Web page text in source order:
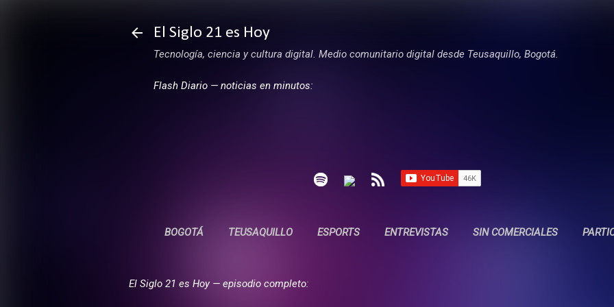
El Siglo 21 es Hoy
Tecnología, ciencia y cultura digital. Medio comunitario digital desde Teusaquillo, Bogotá.
Flash Diario — noticias en minutos:
BOGOTÁ TEUSAQUILLO ESPORTS ENTREVISTAS SIN COMERCIALES
El Siglo 21 es Hoy — episodio completo: